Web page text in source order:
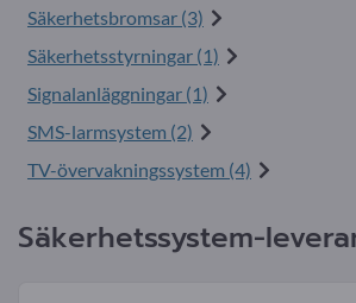
Säkerhetsbromsar (3)
Säkerhetsstyrningar (1)
Signalanläggningar (1)
SMS-larmsystem (2)
TV-övervakningssystem (4)
Säkerhetssystem-